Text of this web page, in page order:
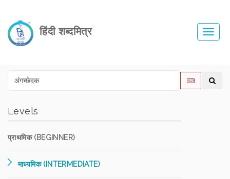
हिंदी शब्दमित्र
Levels
प्राथमिक (BEGINNER)
माध्यमिक (INTERMEDIATE)